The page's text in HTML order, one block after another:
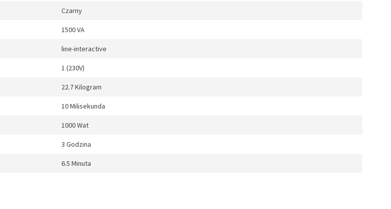
Czarny
1500 VA
line-interactive
1 (230V)
22.7 Kilogram
10 Milisekunda
1000 Wat
3 Godzina
6.5 Minuta